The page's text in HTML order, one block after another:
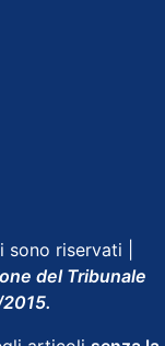
riservati |
del Tribunale